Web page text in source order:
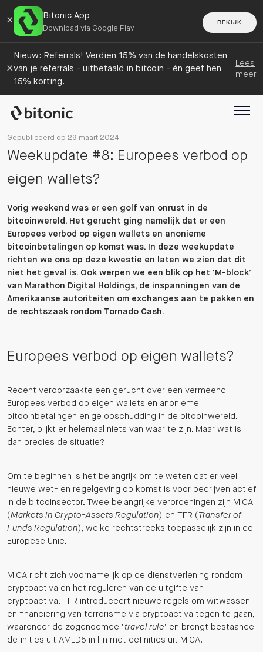
× Bitonic App
Download via Google Play
BEKIJK
×
Nieuw: Referrals! Verdien 15% van de handelskosten
van je referrals - uitbetaald in bitcoin - én geef hen
15% korting.
Lees
meer
Gepubliceerd op 29 maart 2024
Weekupdate #8: Europees verbod op
eigen wallets?
Vorig weekend was er een golf van onrust in de
bitcoinwereld. Het gerucht ging namelijk dat er een
Europees verbod op eigen wallets en anonieme
bitcoinbetalingen op komst was. In deze weekupdate
richten we ons op deze kwestie en laten we zien dat dit
niet het geval is. Ook werpen we een blik op het ‘M-block’
van Marathon Digital Holdings, de inspanningen van de
Amerikaanse autoriteiten om exchanges aan te pakken en
de rechtszaak rondom Tornado Cash.
Europees verbod op eigen wallets?
Recent veroorzaakte een gerucht over een vermeend
Europees verbod op eigen wallets en anonieme
bitcoinbetalingen enige opschudding in de bitcoinwereld.
Echter, blijkt er helemaal niets van waar te zijn. Maar wat is
dan precies de situatie?
Om te beginnen is het belangrijk om te weten dat er veel
nieuwe wet- en regelgeving op komst is voor bedrijven actief
in de bitcoinsector. Twee belangrijke verordeningen zijn MiCA
(Markets in Crypto-Assets Regulation) en TFR (Transfer of
Funds Regulation), welke rechtstreeks toepasselijk zijn in de
Europese Unie.
MiCA richt zich voornamelijk op de dienstverlening rondom
cryptoactiva en het reguleren van de uitgifte van
cryptoactiva. TFR introduceert nieuwe regels om witwassen
en financiering van terrorisme via cryptoactiva tegen te gaan,
waaronder de zogenoemde ‘ travel rule’ en brengt bestaande
definities uit AMLD5 in lijn met definities uit MiCA.